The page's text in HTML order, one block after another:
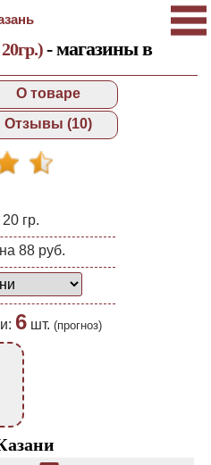
- магазины в
О товаре
Отзывы (10)
20 гр.
88 руб.
6 шт. (прогноз)